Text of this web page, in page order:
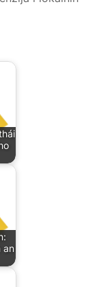
an